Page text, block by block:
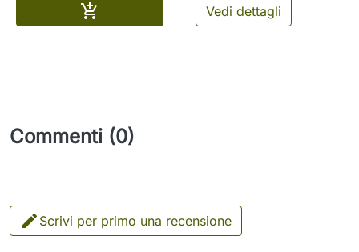
 Aggiungi al carrelloVedi dettagli
Commenti (0)
 Scrivi per primo una recensione